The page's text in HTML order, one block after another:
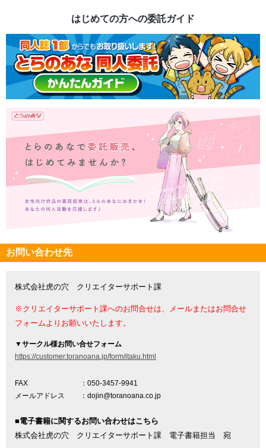
はじめての方への委託ガイド
お問い合わせ先
株式会社虎の穴 クリエイターサポート課
※クリエイターサポート課へのお問合せは、メールまたはお問合せ
フォームよりお願いいたします。
▼サークル様お問い合せフォーム
https://customer.toranoana.jp/form/itaku.html
FAX
：050-3457-9941
メールアドレス
：dojin@toranoana.co.jp
■電子書籍に関するお問い合わせはこちら
株式会社虎の穴 クリエイターサポート課 電子書籍担当 宛